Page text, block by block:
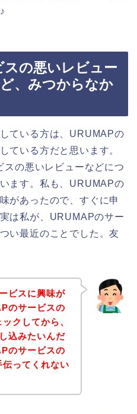
の悪いレビュー
、みつからなか
ている方は、URUMAPの
ている方だと思います。
の悪いレビューなどにつ
ます。私も、URUMAPの
があったので、すぐに申
は私が、URUMAPのサー
い最近のことでした。友
ビスに興味が
のサービスの
クしてから、
込みたいんだ
のサービスの
ってくれない